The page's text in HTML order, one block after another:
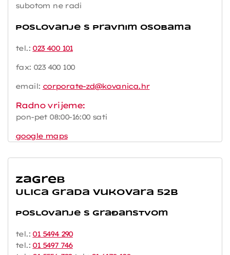
subotom ne radi
Poslovanje s pravnim osobama
tel.: 023 400 101
fax: 023 400 100
email: corporate-zd@kovanica.hr
Radno vrijeme:
pon-pet 08:00-16:00 sati
google maps
Zagreb
Ulica grada Vukovara 52b
Poslovanje s građanstvom
tel.: 01 5494 290
tel.: 01 5497 746